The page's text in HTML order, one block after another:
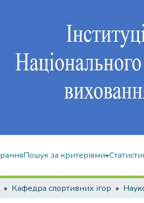
Пошук за критеріями
Кафедра спортивних ігор